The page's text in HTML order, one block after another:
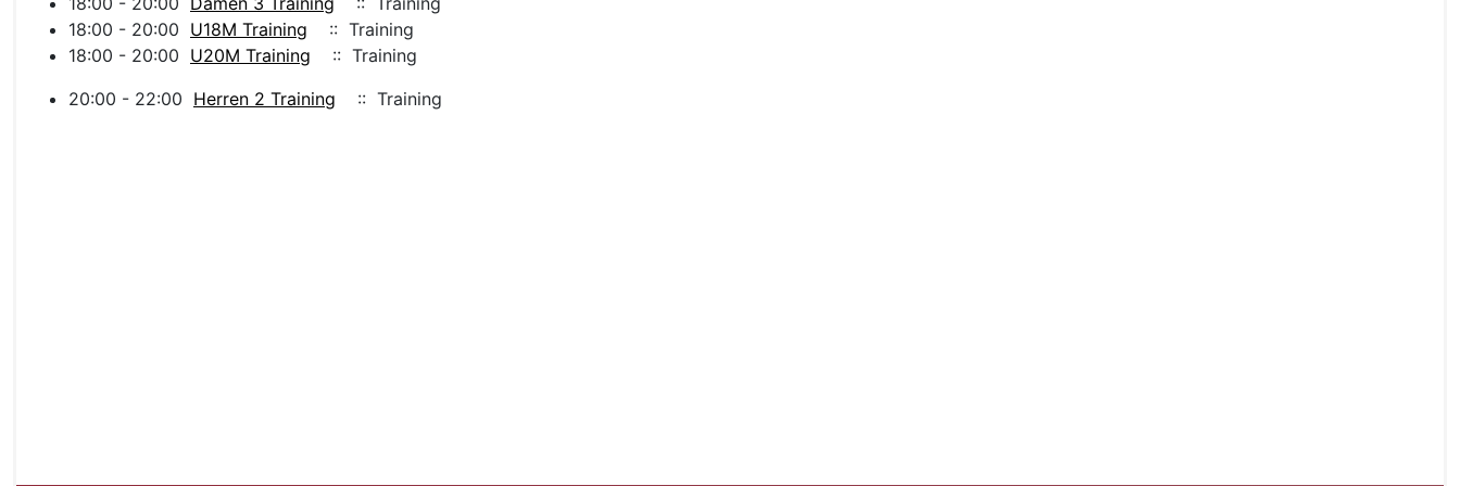
18:00 - 20:00 U18M Training
:: Training
18:00 - 20:00 U20M Training
:: Training
20:00 - 22:00 Herren 2 Training :: Training